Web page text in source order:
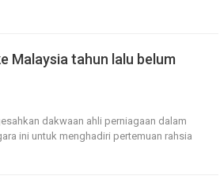
Malaysia tahun lalu belum
dakwaan ahli perniagaan dalam
ini untuk menghadiri pertemuan rahsia